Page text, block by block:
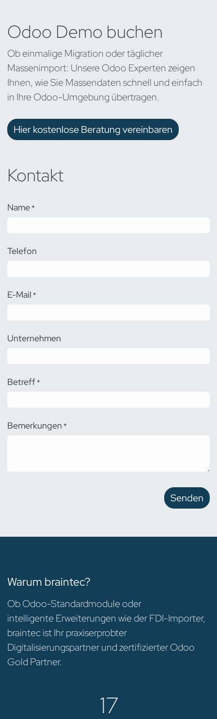
Odoo Demo buchen
Ob einmalige Migration oder täglicher
Massenimport: Unsere Odoo Experten zeigen
Ihnen, wie Sie Massendaten schnell und einfach
in Ihre Odoo-Umgebung übertragen.
Hier kostenlose Beratung vereinbaren
Kontakt
Name*
Telefon
E-Mail *
Unternehmen
Betreff*
Bemerkungen *
Senden
Warum braintec?
Ob Odoo-Standardmodule oder
intelligente Erweiterungen wie der FDI-Importer,
braintec ist Ihr praxiserprobter
Digitalisierungspartner und zertifizierter Odoo
Gold Partner.
17